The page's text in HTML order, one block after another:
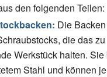
den folgenden Teilen:
Die
die das zu
Werkstück halten. Sie
Stahl und können